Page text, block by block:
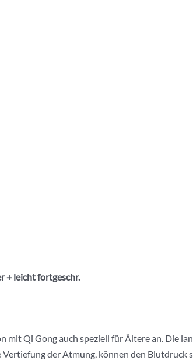
+ leichtfortgeschr.
mit Qi Gong auch speziell für Ältere an. Die
der Atmung, können den